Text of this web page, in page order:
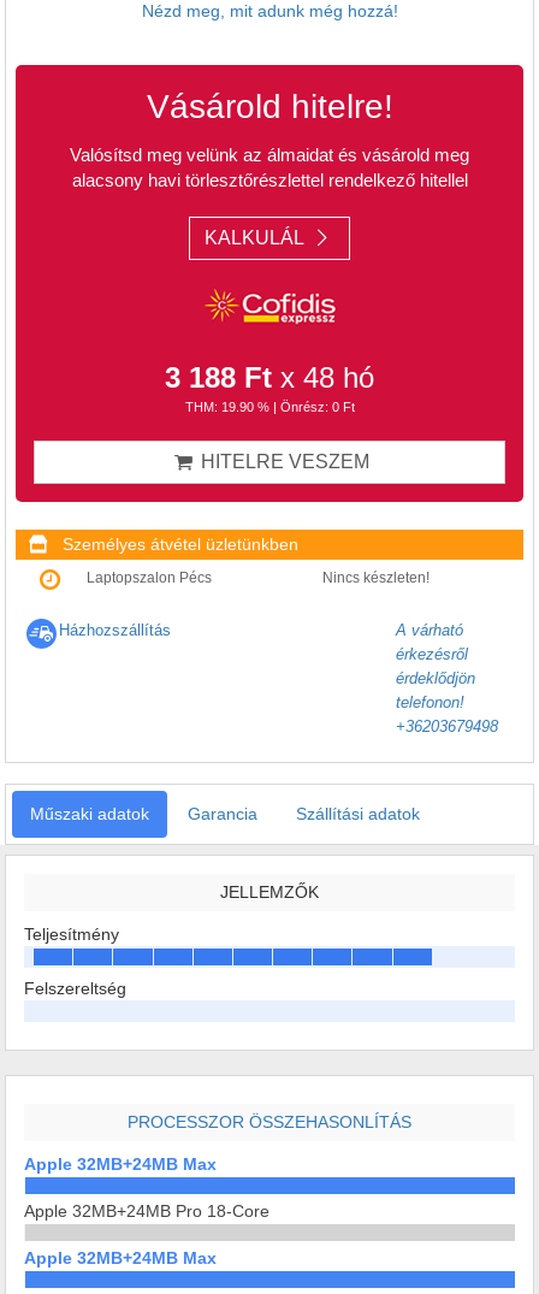
Nézd meg, mit adunk még hozzá!
Vásárold hitelre!
Valósítsd meg velünk az álmaidat és vásárold meg
alacsony havi törlesztőrészlettel rendelkező hitellel
KALKULÁL
3 188 Ft x 48 hó
THM: 19.90 % | Önrész: 0 Ft
HITELRE VESZEM
Személyes átvétel üzletünkben
Laptopszalon Pécs Nincs készleten!
Házhozszállítás
A várható
érkezésről
érdeklődjön
telefonon!
+36203679498
Műszaki adatok Garancia Szállítási adatok
JELLEMZŐK
Teljesítmény
Felszereltség
PROCESSZOR ÖSSZEHASONLÍTÁS
Apple 32MB+24MB Max
Apple 32MB+24MB Pro 18-Core
Apple 32MB+24MB Max